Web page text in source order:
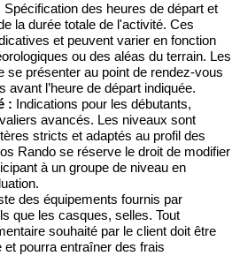
Spécification des heures de départ et
la durée totale de l'activité. Ces
et peuvent varier en fonction
ou des aléas du terrain. Les
se présenter au point de rendez-vous
avant l’heure de départ indiquée.
: Indications pour les débutants,
avancés. Les niveaux sont
stricts et adaptés au profil des
Rando se réserve le droit de modifier
à un groupe de niveau en
des équipements fournis par
que les casques, selles. Tout
souhaité par le client doit être
pourra entraîner des frais